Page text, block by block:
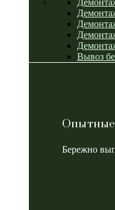
Вывоз
Опытные
Бережно